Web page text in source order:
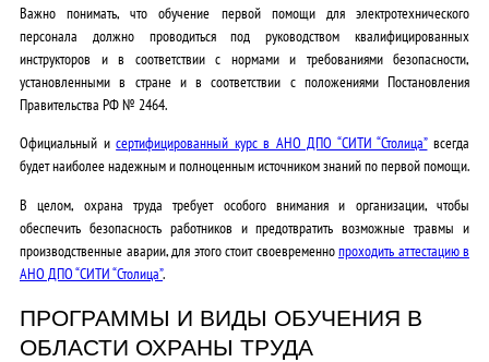
Важно понимать, что обучение первой помощи для электротехнического
персонала должно проводиться под руководством квалифицированных
инструкторов и в соответствии с нормами и требованиями безопасности,
установленными в стране и в соответствии с положениями Постановления
Правительства РФ № 2464.
Официальный исертифицированный курс в АНО ДПО “СИТИ “Столица”всегда
будет наиболее надежным и полноценным источником знаний по первой помощи.
В целом, охрана труда требует особого внимания и организации, чтобы
обеспечить безопасность работников и предотвратить возможные травмы и
производственные аварии, для этого стоит своевременнопроходить аттестацию в
АНО ДПО “СИТИ “Столица”.
ПРОГРАММЫ И ВИДЫ ОБУЧЕНИЯ В
ОБЛАСТИ ОХРАНЫ ТРУДА